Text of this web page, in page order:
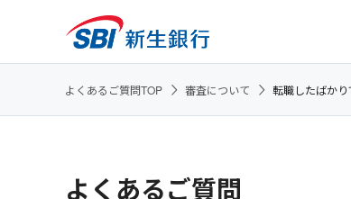
よくあるご質問TOP 審査について 転職したばかり
よくあるご質問